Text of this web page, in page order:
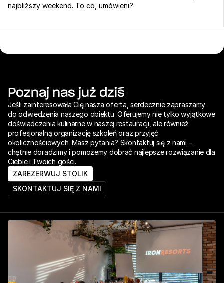
najbliższy weekend. To co, umówieni?
Poznaj nas już dziś
Jeśli zainteresowała Cię nasza oferta, serdecznie zapraszamy
do odwiedzenia naszego obiektu. Oferujemy nie tylko wyjątkowe
doświadczenia kulinarne w naszej restauracji, ale również
profesjonalną organizację szkoleń oraz przyjęć
okolicznościowych. Masz pytania? Skontaktuj się z nami –
chętnie doradzimy i pomożemy dobrać najlepsze rozwiązanie dla
Ciebie i Twoich gości.
ZAREZERWUJ STOLIK
SKONTAKTUJ SIĘ Z NAMI